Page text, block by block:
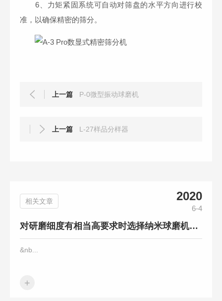
6、力矩紧固系统可自动对筛盘的水平方向进行校
准，以确保精密的筛分。
上一篇 P-0微型振动球磨机
上一篇 L-27样品分样器
相关文章 2020
6-4
对研磨细度有相当高要求时选择纳米球磨机准没错
&nb...
+